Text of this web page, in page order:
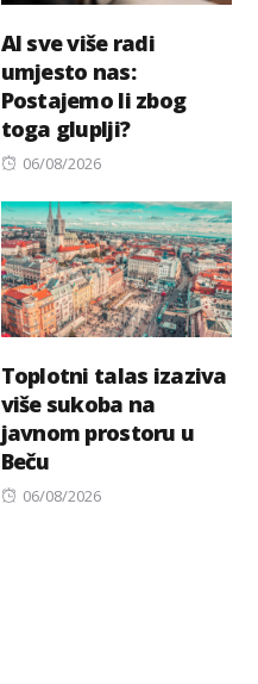
AI sve više radi
umjesto nas:
Postajemo li zbog
toga gluplji?
Posted
06/08/2026
Toplotni talas izaziva
više sukoba na
javnom prostoru u
Beču
Posted
06/08/2026